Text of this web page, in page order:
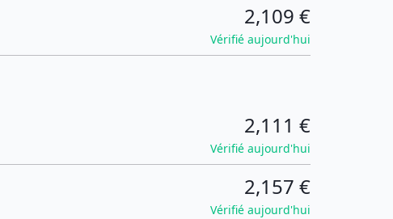
2,109 €
Vérifié aujourd'hui
2,111 €
Vérifié aujourd'hui
2,157 €
Vérifié aujourd'hui